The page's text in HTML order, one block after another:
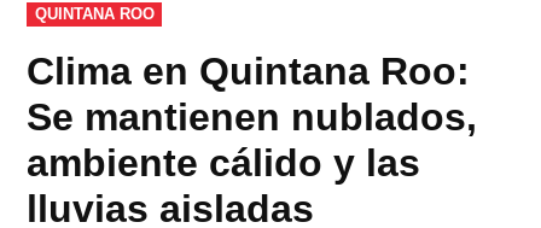
PUBLICADO
EN
QUINTANA ROO
Clima en Quintana Roo:
Se mantienen nublados,
ambiente cálido y las
lluvias aisladas